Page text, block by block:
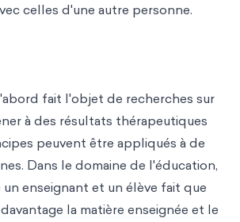
celles d'une autre personne.
fait l'objet de recherches sur
à des résultats thérapeutiques
peuvent être appliqués à de
Dans le domaine de l'éducation,
enseignant et un élève fait que
la matière enseignée et le